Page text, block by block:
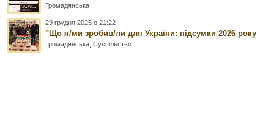
Громадянська
29 грудня 2025 о 21:22
"Що я/ми зробив/ли для України: підсумки 2026 року
Громадянська ,Суспільство